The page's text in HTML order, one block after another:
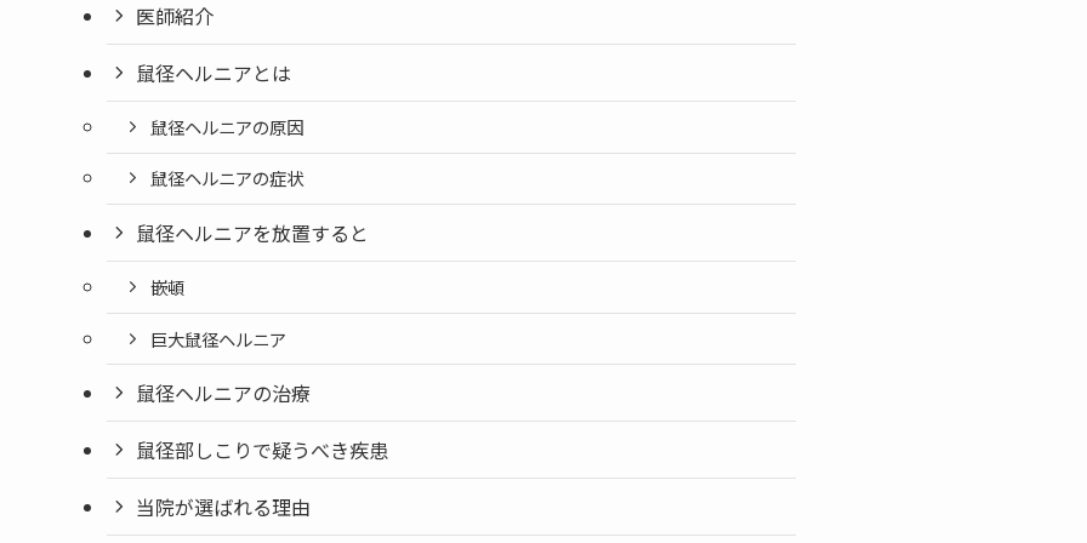
医師紹介
鼠径ヘルニアとは
鼠径ヘルニアの原因
鼠径ヘルニアの症状
鼠径ヘルニアを放置すると
嵌頓
巨大鼠径ヘルニア
鼠径ヘルニアの治療
鼠径部しこりで疑うべき疾患
当院が選ばれる理由